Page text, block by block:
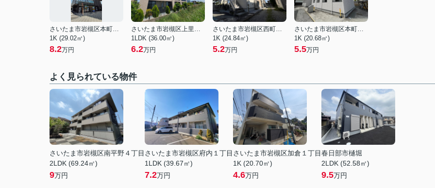
さいたま市岩槻区本町１丁目
1K (29.02㎡)
8.2万円
さいたま市岩槻区上里１丁目
1LDK (36.00㎡)
6.2万円
さいたま市岩槻区西町５丁目
1K (24.84㎡)
5.2万円
さいたま市岩槻区本町３丁目
1K (20.68㎡)
5.5万円
よく見られている物件
さいたま市岩槻区南平野４丁目
2LDK (69.24㎡)
9万円
さいたま市岩槻区府内１丁目
1LDK (39.67㎡)
7.2万円
さいたま市岩槻区加倉１丁目
1K (20.70㎡)
4.6万円
春日部市樋堀
2LDK (52.58㎡)
9.5万円